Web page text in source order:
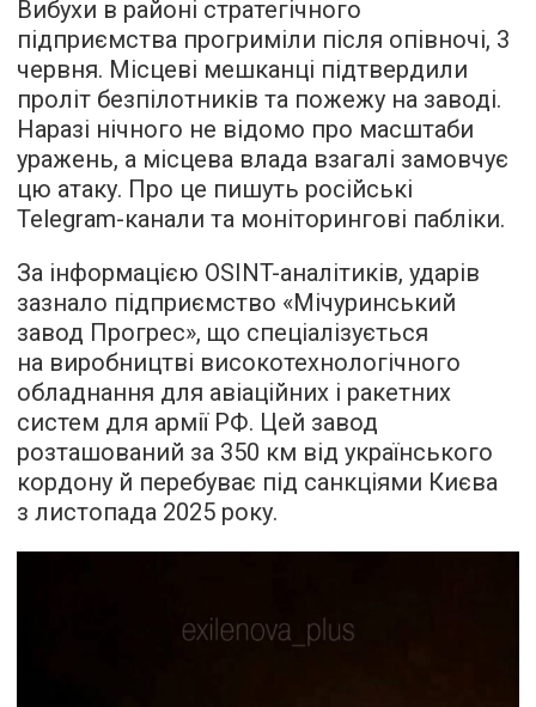
Вибухи в районі стратегічного
підприємства прогриміли після опівночі, 3
червня. Місцеві мешканці підтвердили
проліт безпілотників та пожежу на заводі.
Наразі нічного не відомо про масштаби
уражень, а місцева влада взагалі замовчує
цю атаку. Про це пишуть російські
Telegram-канали та моніторингові пабліки.
За інформацією OSINT-аналітиків, ударів
зазнало підприємство «Мічуринський
завод Прогрес», що спеціалізується
на виробництві високотехнологічного
обладнання для авіаційних і ракетних
систем для армії РФ. Цей завод
розташований за 350 км від українського
кордону й перебуває під санкціями Києва
з листопада 2025 року.